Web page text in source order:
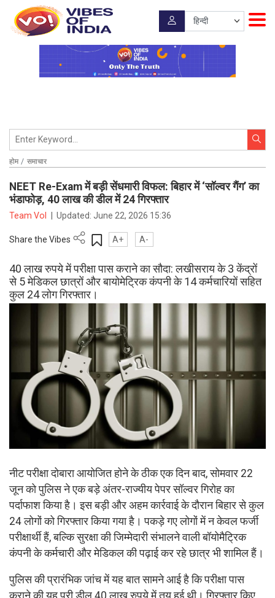
होम समाचार
NEET Re-Exam में बड़ी सेंधमारी विफल: बिहार में ‘सॉल्वर गैंग’ का
भंडाफोड़, 40 लाख की डील में 24 गिरफ्तार
Team VoI Updated:June 22, 2026 15:36
Share the Vibes A+ A-
40 लाख रुपये में परीक्षा पास कराने का सौदा: लखीसराय के 3 केंद्रों
से 5 मेडिकल छात्रों और बायोमेट्रिक कंपनी के 14 कर्मचारियों सहित
कुल 24 लोग गिरफ्तार।
नीट परीक्षा दोबारा आयोजित होने के ठीक एक दिन बाद, सोमवार 22
जून को पुलिस ने एक बड़े अंतर-राज्यीय पेपर सॉल्वर गिरोह का
पर्दाफाश किया है। इस बड़ी और अहम कार्रवाई के दौरान बिहार से कुल
24 लोगों को गिरफ्तार किया गया है। पकड़े गए लोगों में न केवल फर्जी
परीक्षार्थी हैं, बल्कि सुरक्षा की जिम्मेदारी संभालने वाली बॉयोमैट्रिक
कंपनी के कर्मचारी और मेडिकल की पढ़ाई कर रहे छात्र भी शामिल हैं।
पुलिस की प्रारंभिक जांच में यह बात सामने आई है कि परीक्षा पास